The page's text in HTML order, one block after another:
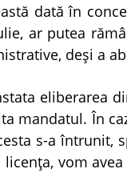
dată în
ar putea
deşi a
eliberarea
mandatul. În
s-a întrunit,
vom